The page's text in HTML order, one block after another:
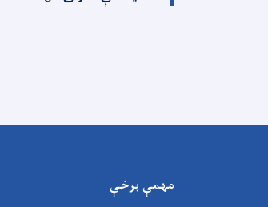
مهمې برخې